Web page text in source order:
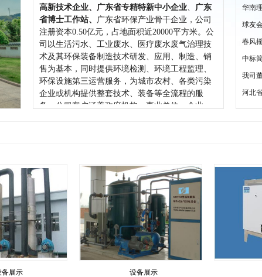
高新技术企业、 广东省专精特新中小企业、 广东
省博士工作站、 广东省环保产业骨干企业， 公司
注册资本0.50亿元，占地面积近20000平方米。 公
司以生活污水、工业废水、医疗废水废气治理技
术及其环保装备制造技术研发、应用、制造、销
售为基本，同时提供环境检测、环境工程监理、
环保设施第三运营服务，为城市农村、各类污染
企业或机构提供整套技术、装备等全流程的服
务。公司客户涵盖政府机构、事业单位、企业，
级）、环保工程专业承包二级、市政公用工程施
工总承包三级、工业废水处理设施运营服务（电
镀废水）二级、分散式生活污水处理设施运营服
务二级、环境工程监理、CMA认证等各类资质；
2017年通过质量管理体系（ISO9001）、环境管理
体系（ISO14001）、职业健康安全管理体系
（ISO45001）、售后服务认证体系认证，并每年
获得年审认定；是从事村镇生活污水、工业废水
球友
春风
中标
我司
河北
备展示 设备展示